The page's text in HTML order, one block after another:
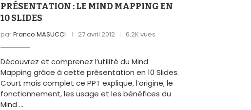
PRÉSENTATION : LE MIND MAPPING EN
10 SLIDES
parFranco MASUCCI 27 avril 2012 6,2K vues
Découvrez et comprenez l’utilité du Mind
Mapping grâce à cette présentation en 10 Slides.
Court mais complet ce PPT explique, l’origine, le
fonctionnement, les usage et les bénéfices du
Mind …